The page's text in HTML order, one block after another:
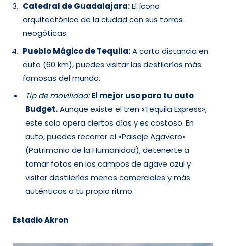
Catedral de Guadalajara:El ícono
arquitectónico de la ciudad con sus torres
neogóticas.
Pueblo Mágico de Tequila:A corta distancia en
auto (60 km), puedes visitar las destilerías más
famosas del mundo.
Tip de movilidad: El mejor uso para tu auto
Budget.Aunque existe el tren «Tequila Express»,
este solo opera ciertos días y es costoso. En
auto, puedes recorrer el «Paisaje Agavero»
(Patrimonio de la Humanidad), detenerte a
tomar fotos en los campos de agave azul y
visitar destilerías menos comerciales y más
auténticas a tu propio ritmo.
Estadio Akron